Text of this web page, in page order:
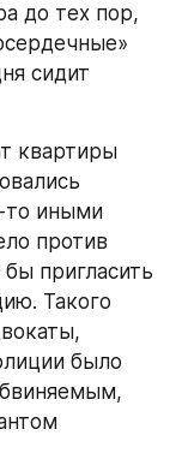
до тех пор,
сидит
квартиры
то иными
против
пригласить
Такого
было